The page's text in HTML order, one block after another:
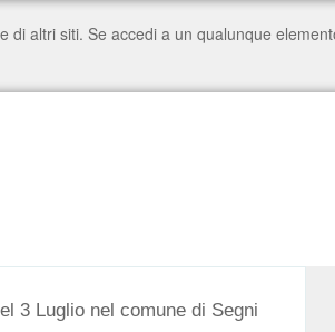
3 Luglio nel comune di Segni